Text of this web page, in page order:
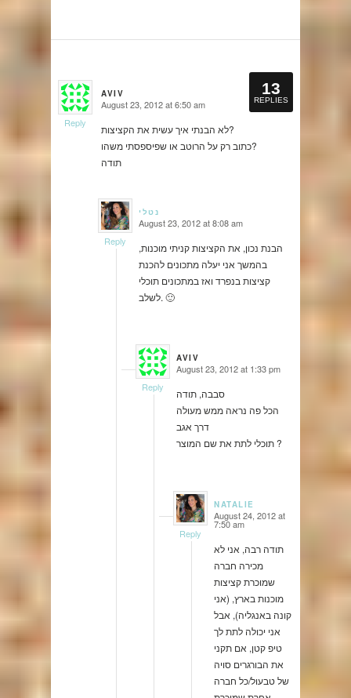
13
REPLIES
AVIV
says: August 23, 2012 at 6:50 am
לא הבנתי איך עשית את הקציצות?
כתוב רק על הרוטב או שפיספסתי משהו?
תודה
Reply
נטלי
says: August 23, 2012 at 8:08 am
הבנת נכון, את הקציצות קניתי מוכנות,
בהמשך אני יעלה מתכונים להכנת
קציצות בנפרד ואז במתכונים תוכלי
לשלב. 🙂
Reply
AVIV
says: August 23, 2012 at 1:33 pm
סבבה, תודה
הכל פה נראה ממש מעולה
דרך אגב
תוכלי לתת את שם המוצר ?
Reply
NATALIE
says: August 24, 2012 at
7:50 am
תודה רבה, אני לא
מכירה חברה
שמוכרת קציצות
מוכנות בארץ, (אני
קונה באנגליה), אבל
אני יכולה לתת לך
טיפ קטן, אם תקני
את הבורגרים סויה
של טבעול/כל חברה
Reply